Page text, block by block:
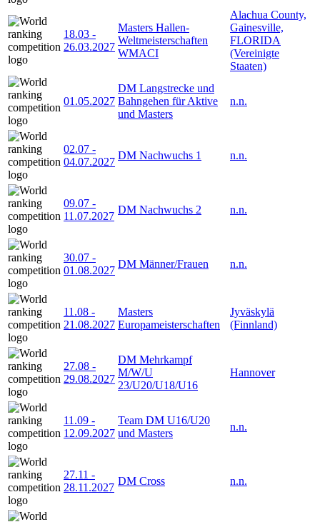
18.03 -
26.03.2027
Masters Hallen-
Weltmeisterschaften
WMACI
Alachua County,
Gainesville,
FLORIDA
(Vereinigte
Staaten)
01.05.2027
DM Langstrecke und
Bahngehen für Aktive
und Masters
n.n.
02.07 -
04.07.2027
DM Nachwuchs 1 n.n.
09.07 -
11.07.2027
DM Nachwuchs 2 n.n.
30.07 -
01.08.2027
DM Männer/Frauen n.n.
11.08 -
21.08.2027
Masters
Europameisterschaften
Jyväskylä
(Finnland)
27.08 -
29.08.2027
DM Mehrkampf
M/W/U
23/U20/U18/U16
Hannover
11.09 -
12.09.2027
Team DM U16/U20
und Masters
n.n.
27.11 -
28.11.2027
DM Cross n.n.